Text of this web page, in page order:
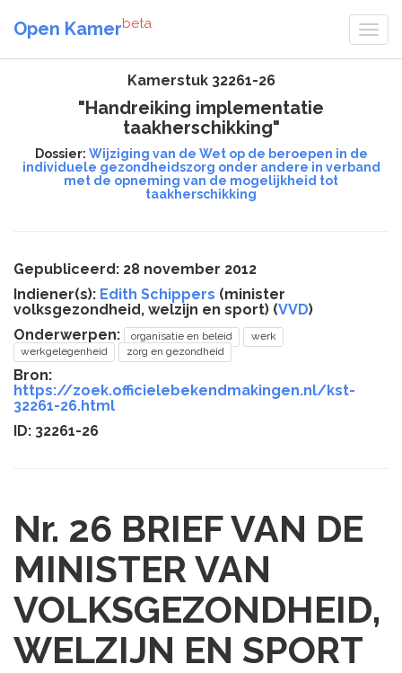
Open Kamerbeta
Kamerstuk 32261-26
"Handreiking implementatie
taakherschikking"
Dossier: Wijziging van de Wet op de beroepen in de
individuele gezondheidszorg onder andere in verband
met de opneming van de mogelijkheid tot
taakherschikking
Gepubliceerd: 28 november 2012
Indiener(s): Edith Schippers (minister
volksgezondheid, welzijn en sport) (VVD)
Onderwerpen:
organisatie en beleid
werk
werkgelegenheid
zorg en gezondheid
Bron:
https://zoek.officielebekendmakingen.nl/kst-
32261-26.html
ID: 32261-26
Nr. 26 BRIEF VAN DE
MINISTER VAN
VOLKSGEZONDHEID,
WELZIJN EN SPORT